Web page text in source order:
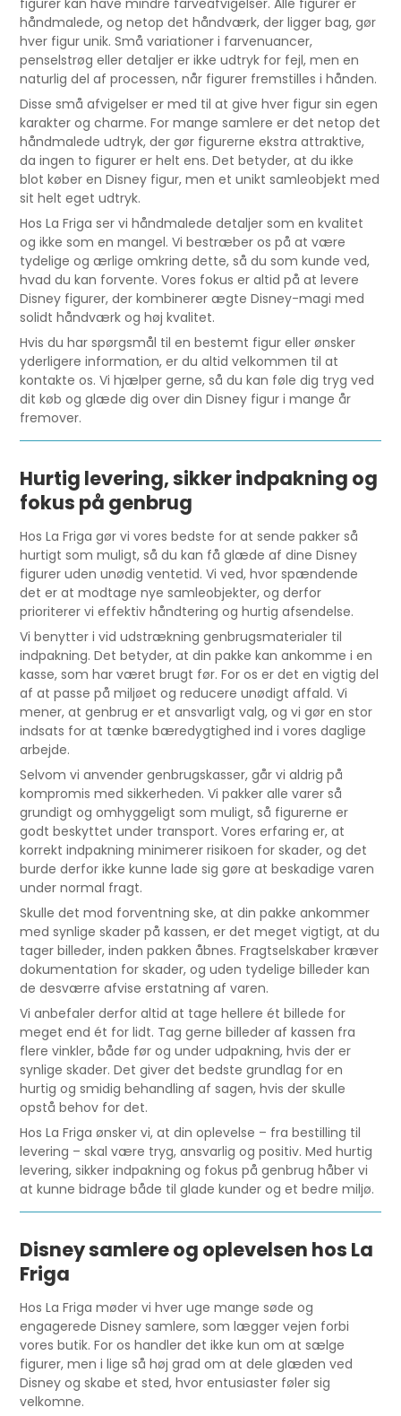
håndmalede, og netop det håndværk, der ligger bag, gør
hver figur unik. Små variationer i farvenuancer,
penselstrøg eller detaljer er ikke udtryk for fejl, men en
naturlig del af processen, når figurer fremstilles i hånden.
Disse små afvigelser er med til at give hver figur sin egen
karakter og charme. For mange samlere er det netop det
håndmalede udtryk, der gør figurerne ekstra attraktive,
da ingen to figurer er helt ens. Det betyder, at du ikke
blot køber en Disney figur, men et unikt samleobjekt med
sit helt eget udtryk.
Hos La Friga ser vi håndmalede detaljer som en kvalitet
og ikke som en mangel. Vi bestræber os på at være
tydelige og ærlige omkring dette, så du som kunde ved,
hvad du kan forvente. Vores fokus er altid på at levere
Disney figurer, der kombinerer ægte Disney-magi med
solidt håndværk og høj kvalitet.
Hvis du har spørgsmål til en bestemt figur eller ønsker
yderligere information, er du altid velkommen til at
kontakte os. Vi hjælper gerne, så du kan føle dig tryg ved
dit køb og glæde dig over din Disney figur i mange år
fremover.
Hurtig levering, sikker indpakning og
fokus på genbrug
Hos La Friga gør vi vores bedste for at sende pakker så
hurtigt som muligt, så du kan få glæde af dine Disney
figurer uden unødig ventetid. Vi ved, hvor spændende
det er at modtage nye samleobjekter, og derfor
prioriterer vi effektiv håndtering og hurtig afsendelse.
Vi benytter i vid udstrækning genbrugsmaterialer til
indpakning. Det betyder, at din pakke kan ankomme i en
kasse, som har været brugt før. For os er det en vigtig del
af at passe på miljøet og reducere unødigt affald. Vi
mener, at genbrug er et ansvarligt valg, og vi gør en stor
indsats for at tænke bæredygtighed ind i vores daglige
arbejde.
Selvom vi anvender genbrugskasser, går vi aldrig på
kompromis med sikkerheden. Vi pakker alle varer så
grundigt og omhyggeligt som muligt, så figurerne er
godt beskyttet under transport. Vores erfaring er, at
korrekt indpakning minimerer risikoen for skader, og det
burde derfor ikke kunne lade sig gøre at beskadige varen
under normal fragt.
Skulle det mod forventning ske, at din pakke ankommer
med synlige skader på kassen, er det meget vigtigt, at du
tager billeder, inden pakken åbnes. Fragtselskaber kræver
dokumentation for skader, og uden tydelige billeder kan
de desværre afvise erstatning af varen.
Vi anbefaler derfor altid at tage hellere ét billede for
meget end ét for lidt. Tag gerne billeder af kassen fra
flere vinkler, både før og under udpakning, hvis der er
synlige skader. Det giver det bedste grundlag for en
hurtig og smidig behandling af sagen, hvis der skulle
opstå behov for det.
Hos La Friga ønsker vi, at din oplevelse – fra bestilling til
levering – skal være tryg, ansvarlig og positiv. Med hurtig
levering, sikker indpakning og fokus på genbrug håber vi
at kunne bidrage både til glade kunder og et bedre miljø.
Disney samlere og oplevelsen hos La
Friga
Hos La Friga møder vi hver uge mange søde og
engagerede Disney samlere, som lægger vejen forbi
vores butik. For os handler det ikke kun om at sælge
figurer, men i lige så høj grad om at dele glæden ved
Disney og skabe et sted, hvor entusiaster føler sig
velkomne.